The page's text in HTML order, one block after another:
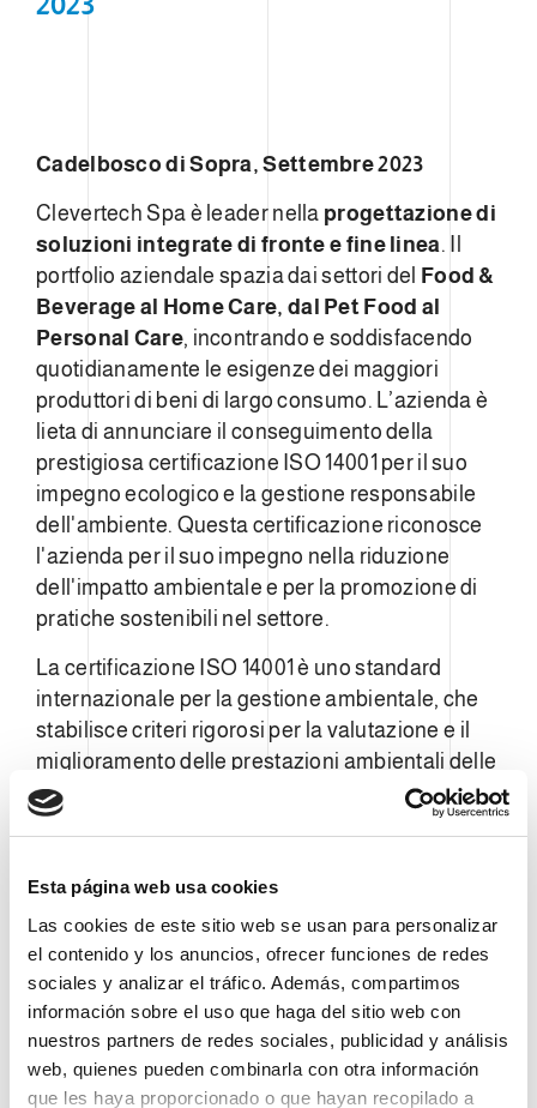
Esta página web usa cookies
Las cookies de este sitio web se usan para personalizar
el contenido y los anuncios, ofrecer funciones de redes
sociales y analizar el tráfico. Además, compartimos
información sobre el uso que haga del sitio web con
nuestros partners de redes sociales, publicidad y análisis
web, quienes pueden combinarla con otra información
que les haya proporcionado o que hayan recopilado a
Cadelbosco di Sopra, Settembre 2023
Clevertech Spa è leader nella progettazione di
soluzioni integrate di fronte e fine linea. Il
portfolio aziendale spazia dai settori del
Food &
Beverage al Home Care, dal Pet Food al
Personal Care, incontrando e soddisfacendo
quotidianamente le esigenze dei maggiori
produttori di beni di largo consumo. L’azienda è
lieta di annunciare il conseguimento della
prestigiosa certificazione ISO 14001 per il suo
impegno ecologico e la gestione responsabile
dell'ambiente. Questa certificazione riconosce
l'azienda per il suo impegno nella riduzione
dell'impatto ambientale e per la promozione di
pratiche sostenibili nel settore.
La certificazione ISO 14001 è uno standard
internazionale per la gestione ambientale, che
stabilisce criteri rigorosi per la valutazione e il
miglioramento delle prestazioni ambientali delle
organizzazioni. Per ottenere questa
certificazione, Clevertech ha dovuto dimostrare
delle sue operazioni e ad adottare pratiche
sostenibili.
Tra i principali punti salienti che hanno portato al
conseguimento di questa certificazione
includono: